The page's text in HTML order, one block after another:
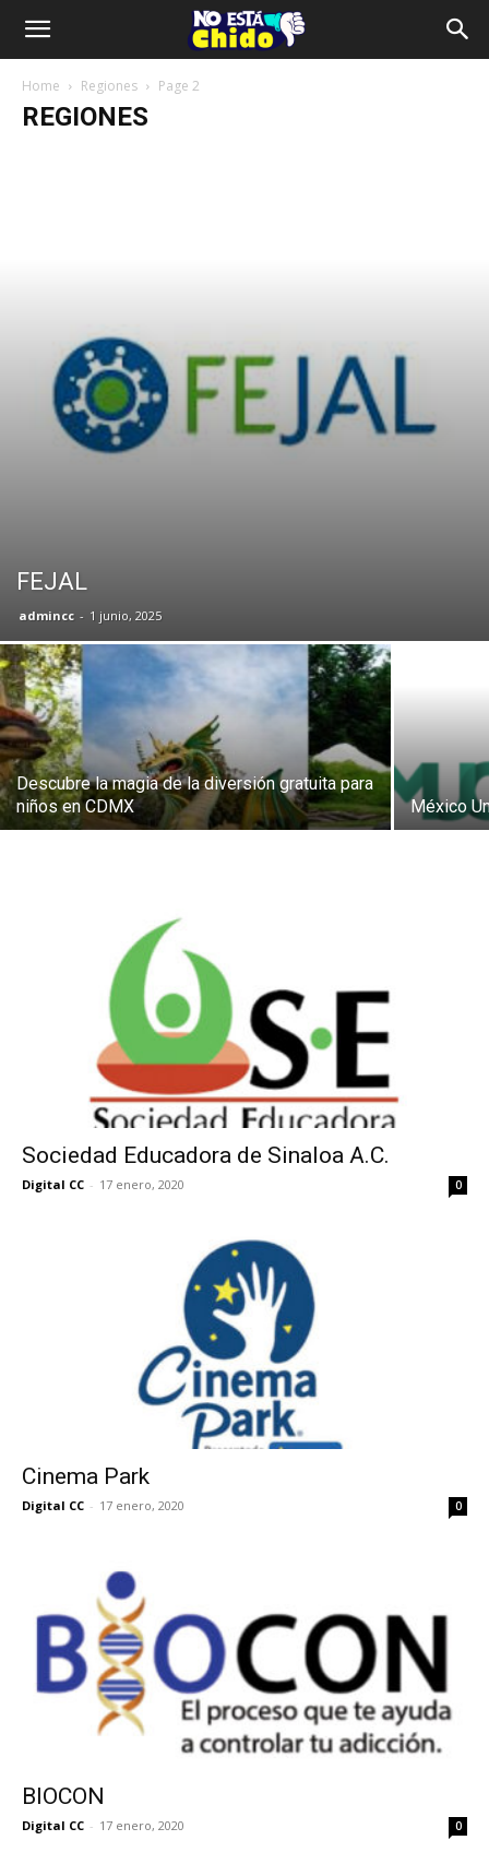
Home Regiones Page 2
REGIONES
FEJAL
admincc - 1 junio, 2025
Descubre la magia de la diversión gratuita para
niños en CDMX
México
Sociedad Educadora de Sinaloa A.C.
Digital CC - 17 enero, 2020 0
Cinema Park
Digital CC - 17 enero, 2020 0
BIOCON
Digital CC - 17 enero, 2020 0